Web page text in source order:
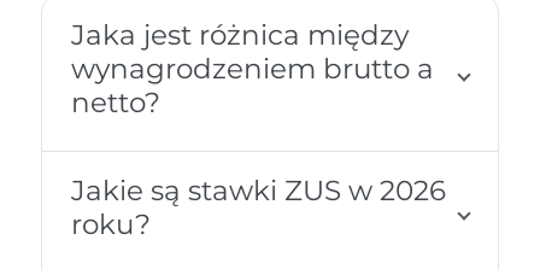
Jaka jest różnica między
wynagrodzeniem brutto a
netto?
Jakie są stawki ZUS w 2026
roku?